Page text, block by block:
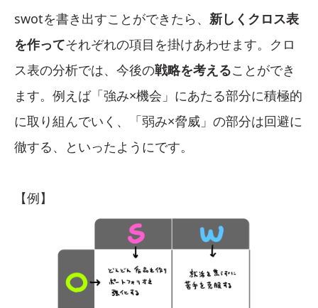
swotを書き出すことができたら、 新しくクロス表
を作ってそれぞれの項目を掛けあわせます。クロ
ス表の分析では、今後の戦略を考えることができ
ます。例えば「強み×機会」にあたる部分に積極的
に取り組んでいく、「弱み×脅威」の部分は回避に
徹する、といったようにです。
【例】